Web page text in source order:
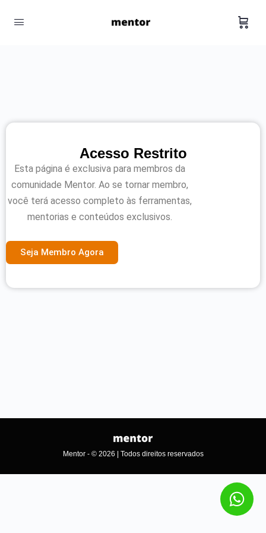
Acesso Restrito
Esta página é exclusiva para membros da
comunidade Mentor. Ao se tornar membro,
você terá acesso completo às ferramentas,
mentorias e conteúdos exclusivos.
Seja Membro Agora
Mentor - © 2026 | Todos direitos reservados